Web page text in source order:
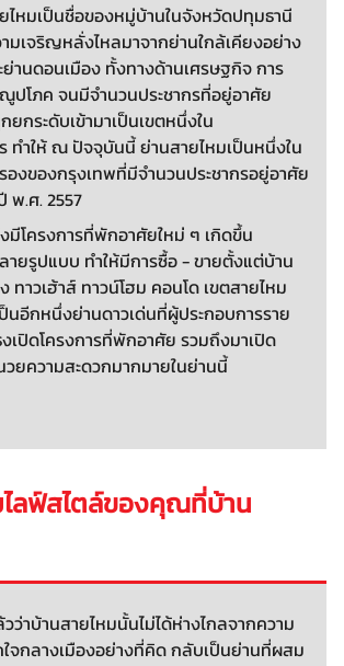
ไหมเป็นชื่อของหมู่บ้านในจังหวัดปทุมธานี
มเจริญหลั่งไหลมาจากย่านใกล้เคียงอย่าง
ย่านดอนเมือง ทั้งทางด้านเศรษฐกิจ การ
ปโภค จนมีจำนวนประชากรที่อยู่อาศัย
กระดับเข้ามาเป็นเขตหนึ่งใน
ทำให้ ณ ปัจจุบันนี้ ย่านสายไหมเป็นหนึ่งใน
องของกรุงเทพที่มีจำนวนประชากรอยู่อาศัย
พ.ศ. 2557
มีโครงการที่พักอาศัยใหม่ ๆ เกิดขึ้น
ยรูปแบบ ทำให้มีการซื้อ - ขายตั้งแต่บ้าน
ทาวเฮ้าส์ ทาวน์โฮม คอนโด เขตสายไหม
นอีกหนึ่งย่านดาวเด่นที่ผู้ประกอบการราย
ปิดโครงการที่พักอาศัย รวมถึงมาเปิด
วยความสะดวกมากมายในย่านนี้
ไลฟ์สไตล์ของคุณที่บ้าน
ว่าบ้านสายไหมนั้นไม่ได้ห่างไกลจากความ
จกลางเมืองอย่างที่คิด กลับเป็นย่านที่ผสม